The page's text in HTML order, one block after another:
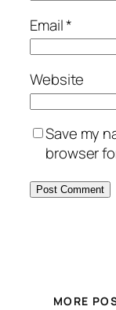
Email*
Website
Save my
browser
MORE